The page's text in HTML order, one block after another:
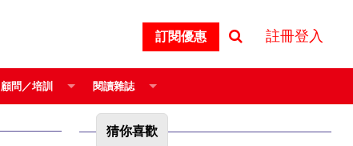
訂閱優惠 註冊登入
顧問／培訓 閱讀雜誌
猜你喜歡